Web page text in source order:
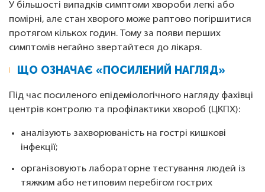
У більшості випадків симптоми хвороби легкі або
помірні, але стан хворого може раптово погіршитися
протягом кількох годин. Тому за появи перших
симптомів негайно звертайтеся до лікаря.
ЩО ОЗНАЧАЄ «ПОСИЛЕНИЙ НАГЛЯД»
Під час посиленого епідеміологічного нагляду фахівці
центрів контролю та профілактики хвороб (ЦКПХ):
аналізують захворюваність на гострі кишкові
інфекції;
організовують лабораторне тестування людей із
тяжким або нетиповим перебігом гострих